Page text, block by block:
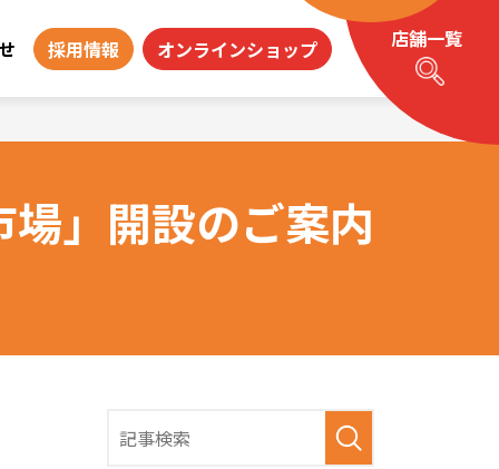
採用情報 オンラインショップ 店舗一覧
」開設のご案内